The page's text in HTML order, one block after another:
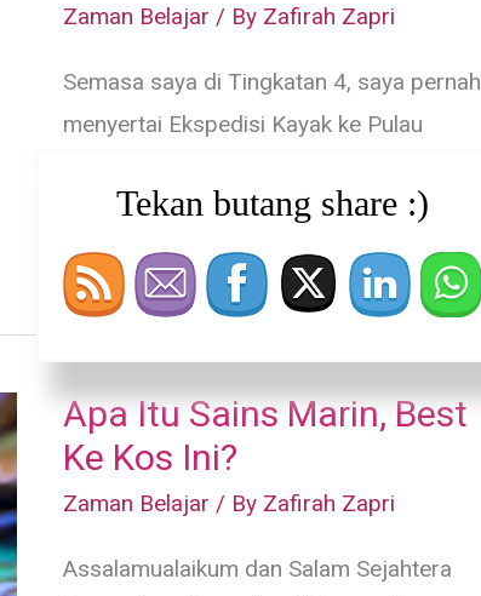
Zaman Belajar / By Zafirah Zapri
Semasa saya di Tingkatan 4, saya pernah
menyertai Ekspedisi Kayak ke Pulau
Peluang
Pekerjaan
Untuk
Sains
Read More »
Apa Itu Sains Marin, Best
Ke Kos Ini?
Zaman Belajar / By Zafirah Zapri
Assalamualaikum dan Salam Sejahtera
Tekan butang share :)